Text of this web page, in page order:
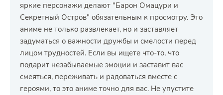
яркие персонажи делают "Барон Омацури и
Секретный Остров" обязательным к просмотру. Это
аниме не только развлекает, но и заставляет
задуматься о важности дружбы и смелости перед
лицом трудностей. Если вы ищете что-то, что
подарит незабываемые эмоции и заставит вас
смеяться, переживать и радоваться вместе с
героями, то это аниме точно для вас. Не упустите